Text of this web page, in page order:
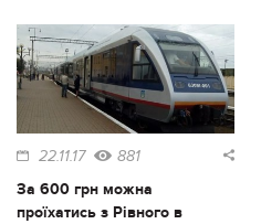
22.11.17 881
За 600 грн можна
проїхатись з Рівного в